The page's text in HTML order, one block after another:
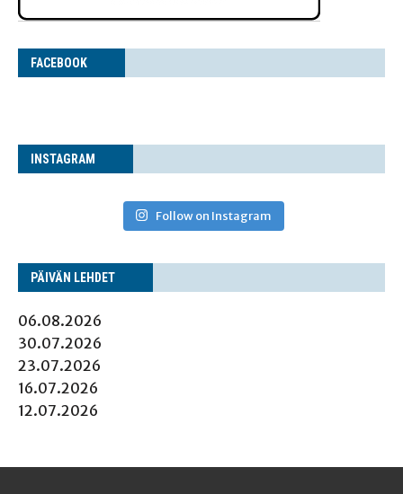
FACE­BOOK
INS­TA­GRAM
Follow on Instagram
PÄI­VÄN LEHDET
06.08.2026
30.07.2026
23.07.2026
16.07.2026
12.07.2026